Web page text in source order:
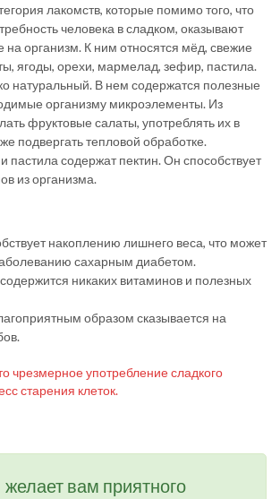
лакомств, которые помимо того, что
человека в сладком, оказывают
на организм. К ним относятся мёд, свежие
ягоды, орехи, мармелад, зефир, пастила.
натуральный. В нем содержатся полезные
организму микроэлементы. Из
фруктовые салаты, употреблять их в
подвергать тепловой обработке.
содержат пектин. Он способствует
из организма.
накоплению лишнего веса, что может
сахарным диабетом.
никаких витаминов и полезных
образом сказывается на
чрезмерное употребление сладкого
старения клеток.
вам приятного